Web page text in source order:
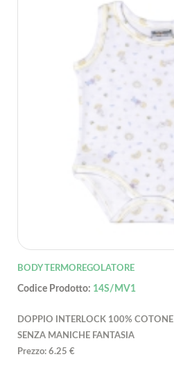
BODY TERMOREGOLATORE
Codice Prodotto: 14S/MV1
DOPPIO INTERLOCK 100% COTONE
SENZA MANICHE FANTASIA
Prezzo: 6.25 €